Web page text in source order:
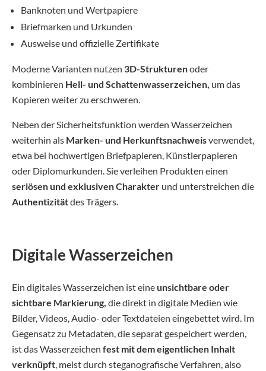
Banknoten und Wertpapiere
Briefmarken und Urkunden
Ausweise und offizielle Zertifikate
Moderne Varianten nutzen 3D-Strukturenoder
kombinieren Hell- und Schattenwasserzeichen, um das
Kopieren weiter zu erschweren.
Neben der Sicherheitsfunktion werden Wasserzeichen
weiterhin als Marken- und Herkunftsnachweisverwendet,
etwa bei hochwertigen Briefpapieren, Künstlerpapieren
oder Diplomurkunden. Sie verleihen Produkten einen
seriösen und exklusiven Charakter und unterstreichen die
Authentizitätdes Trägers.
Digitale Wasserzeichen
Ein digitales Wasserzeichen ist eine unsichtbare oder
sichtbare Markierung, die direkt in digitale Medien wie
Bilder, Videos, Audio- oder Textdateien eingebettet wird. Im
Gegensatz zu Metadaten, die separat gespeichert werden,
ist das Wasserzeichen fest mit dem eigentlichen Inhalt
verknüpft, meist durch steganografische Verfahren, also